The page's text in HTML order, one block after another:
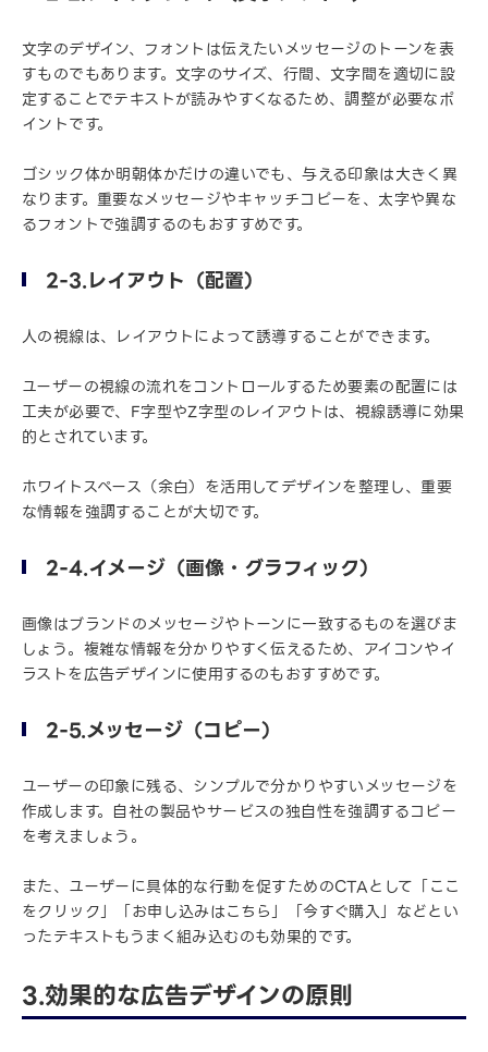
文字のデザイン、フォントは伝えたいメッセージのトーンを表
すものでもあります。文字のサイズ、行間、文字間を適切に設
定することでテキストが読みやすくなるため、調整が必要なポ
イントです。
ゴシック体か明朝体かだけの違いでも、与える印象は大きく異
なります。重要なメッセージやキャッチコピーを、太字や異な
るフォントで強調するのもおすすめです。
2-3.レイアウト（配置）
人の視線は、レイアウトによって誘導することができます。
ユーザーの視線の流れをコントロールするため要素の配置には
工夫が必要で、F字型やZ字型のレイアウトは、視線誘導に効果
的とされています。
ホワイトスペース（余白）を活用してデザインを整理し、重要
な情報を強調することが大切です。
2-4.イメージ（画像・グラフィック）
画像はブランドのメッセージやトーンに一致するものを選びま
しょう。複雑な情報を分かりやすく伝えるため、アイコンやイ
ラストを広告デザインに使用するのもおすすめです。
2-5.メッセージ（コピー）
ユーザーの印象に残る、シンプルで分かりやすいメッセージを
作成します。自社の製品やサービスの独自性を強調するコピー
を考えましょう。
また、ユーザーに具体的な行動を促すためのCTAとして「ここ
をクリック」「お申し込みはこちら」「今すぐ購入」などとい
ったテキストもうまく組み込むのも効果的です。
3.効果的な広告デザインの原則